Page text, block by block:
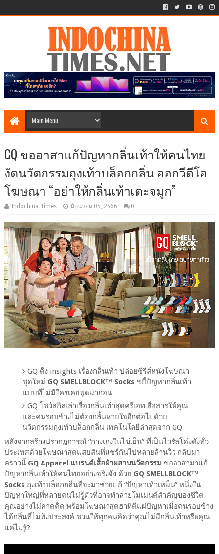
GQ ขออาสาแก้ปัญหากลิ่นเท้าให้คนไทย
งัดนวัตกรรมถุงเท้าบล็อกกลิ่น ออกวีดีโอ
โฆษณา “อย่าให้กลิ่นเท้าเตะจมูก”
Indochina Times มิถุนายน 05, 2566 0
GQ ดึง insights เรื่องกลิ่นเท้า ปล่อยซีรีส์หนังโฆษณา
ชุดใหม่ GQ SMELLBLOCK™ Socks ขยี้ปัญหากลิ่นเท้า
แบบที่ไม่มีใครเคยพูดมาก่อน
GQ โชว์สกิลเล่าเรื่องกลิ่นเท้าสุดครีเอท สื่อสารให้คุณ
เเละคนรอบข้างไม่ต้องกลั้นหายใจอีกต่อไปด้วย
นวัตกรรมถุงเท้าบล็อกกลิ่น เทคโนโลยีล่าสุดจาก GQ
หลังจากสร้างปรากฏการณ์ “กางเกงในไข่เย็น” ที่เป็นไวรัลโด่งดังทั่ว
ประเทศด้วยโฆษณาสุดแสบสันที่แชร์กันไปหลายล้านวิว กลับมา
คราวนี้ GQ Apparel แบรนด์เสื้อผ้าผสานนวัตกรรม ขออาสามาแก้
ปัญหากลิ่นเท้าให้คนไทยอย่างจริงจัง ด้วย GQ SMELLBLOCK™
Socks ถุงเท้าบล็อกกลิ่นที่จะมาช่วยแก้ “ปัญหาเท้าเหม็น” หนึ่งใน
ปัญหาใหญ่ที่หลายคนไม่รู้ตัวที่อาจทำลายโมเมนต์สำคัญของชีวิต
คุณอย่างไม่คาดคิด พร้อมโฆษณาสุดฮาที่ตีแผ่ปัญหาเมื่อคนรอบข้าง
ได้กลิ่นที่ไม่พึงประสงค์ ชวนให้ทุกคนคิดว่าคุณไม่มีกลิ่นเท้าหรือคุณ
แค่ไม่รู้?